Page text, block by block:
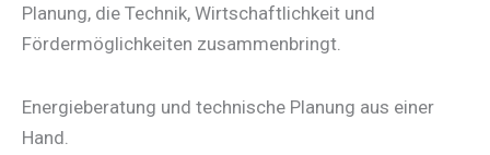
Planung, die Technik, Wirtschaftlichkeit und
Fördermöglichkeiten zusammenbringt.
Energieberatung und technische Planung aus einer
Hand.